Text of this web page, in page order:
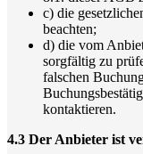
c) die
beachten;
d) die vom
sorgfältig zu
falschen
kontaktieren.
4.3 Der Anbieter ist